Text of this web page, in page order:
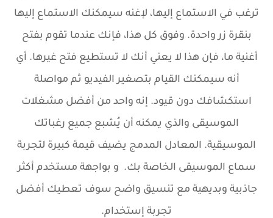
ترغب في الاستماع إليها، لإغنه سيمكنك الاستماع إليها
بنقرة زر واحدة. وفوق كل هذا، فإنك عندما تقوم بفتح
أغنية ما، فإن هذا لا يعني أنك لا تستطيع فتح غيرها. أي
أنه سيمكنك القيام بتصغير الفيديو ثم مواصلة
استكشافك دون قيود. إنه واحد من أفضل مشغلات
الموسيقى والذي يمكنه أن يُشبع جميع رغباتك
الموسيقية. المعادل المدمج يضيف قيمة كبيرة لتجربة
سماع الموسيقى الخاصة بك. و بواجهة مستخدم أكثر
جاذبية وبديهية مع تنسيق واضح سوف تعطيك أفضل
تجربة إستخدام.